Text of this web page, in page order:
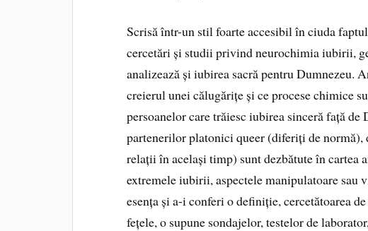
Scrisă într-un stil foarte accesibil în ciuda
cercetări și studii privind neurochimia iubirii,
analizează și iubirea sacră pentru Dumnezeu.
creierul unei călugărițe și ce procese chimice
persoanelor care trăiesc iubirea sinceră față
partenerilor platonici queer (diferiți de
relații în același timp) sunt dezbătute în cartea
extremele iubirii, aspectele manipulatoare sau
esența și a-i conferi o definiție, cercetătoarea
fețele, o supune sondajelor, testelor de